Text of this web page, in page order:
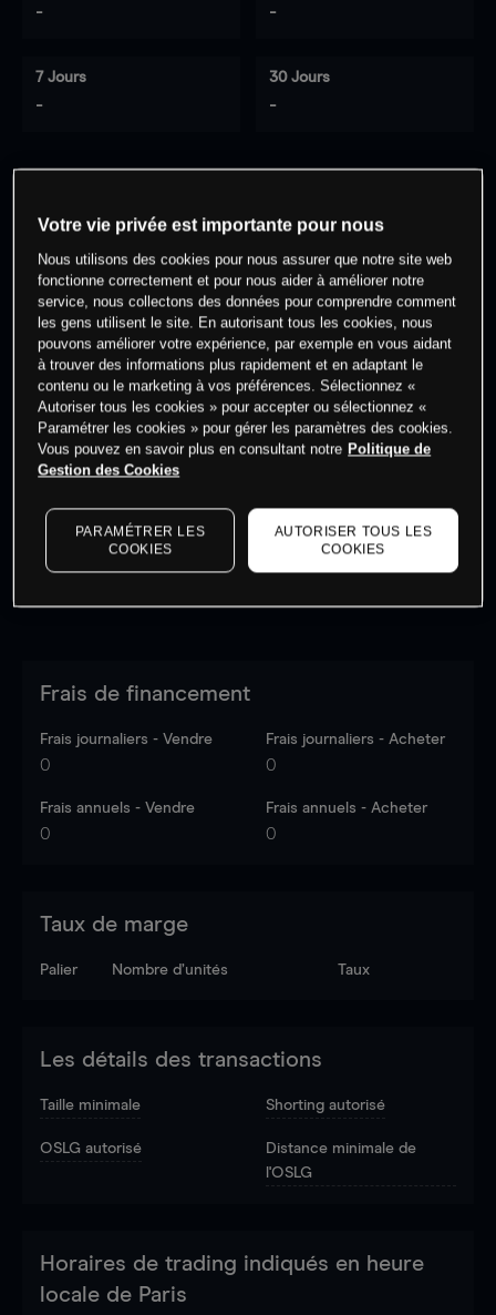
- -
7 Jours
-
30 Jours
-
cet actif
Commencez à trader
Les prix sont indicatifs.Connectez-vous pour voir les
dernières données du marché.
Frais de financement
Frais journaliers - Vendre
0
Frais journaliers - Acheter
0
Frais annuels - Vendre
0
Frais annuels - Acheter
0
Taux de marge
Palier Nombre d’unités Taux
Les détails des transactions
Taille minimale Shorting autorisé
OSLG autorisé
Distance minimale de
l'OSLG
Horaires de trading indiqués en heure
locale de Paris
Votre vie privée est importante pour nous
Nous utilisons des cookies pour nous assurer que notre site web
fonctionne correctement et pour nous aider à améliorer notre
service, nous collectons des données pour comprendre comment
les gens utilisent le site. En autorisant tous les cookies, nous
pouvons améliorer votre expérience, par exemple en vous aidant
à trouver des informations plus rapidement et en adaptant le
contenu ou le marketing à vos préférences. Sélectionnez «
Autoriser tous les cookies » pour accepter ou sélectionnez «
Paramétrer les cookies » pour gérer les paramètres des cookies.
Vous pouvez en savoir plus en consultant notre Politique de
Gestion des Cookies
PARAMÉTRER LES
COOKIES
AUTORISER TOUS LES
COOKIES